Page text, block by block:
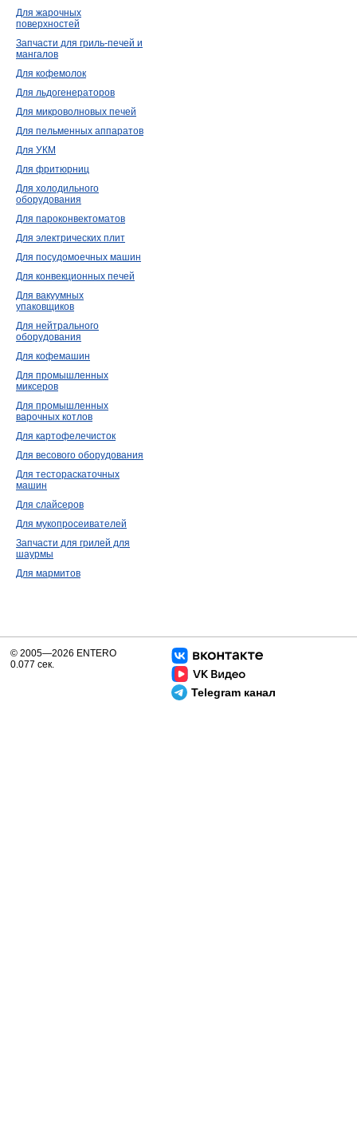
Для жарочных
поверхностей
Запчасти для гриль-печей и
мангалов
Для кофемолок
Для льдогенераторов
Для микроволновых печей
Для пельменных аппаратов
Для УКМ
Для фритюрниц
Для холодильного
оборудования
Для пароконвектоматов
Для электрических плит
Для посудомоечных машин
Для конвекционных печей
Для вакуумных
упаковщиков
Для нейтрального
оборудования
Для кофемашин
Для промышленных
миксеров
Для промышленных
варочных котлов
Для картофелечисток
Для весового оборудования
Для тестораскаточных
машин
Для слайсеров
Для мукопросеивателей
Запчасти для грилей для
шаурмы
Для мармитов
Telegram канал
© 2005—2026 ENTERO
0.077 сек.